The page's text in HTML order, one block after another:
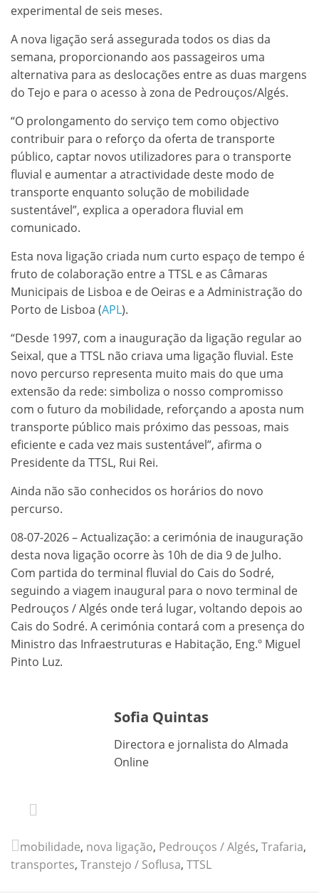
experimental de seis meses.
A nova ligação será assegurada todos os dias da
semana, proporcionando aos passageiros uma
alternativa para as deslocações entre as duas margens
do Tejo e para o acesso à zona de Pedrouços/Algés.
“O prolongamento do serviço tem como objectivo
contribuir para o reforço da oferta de transporte
público, captar novos utilizadores para o transporte
fluvial e aumentar a atractividade deste modo de
transporte enquanto solução de mobilidade
sustentável”, explica a operadora fluvial em
comunicado.
Esta nova ligação criada num curto espaço de tempo é
fruto de colaboração entre a TTSL e as Câmaras
Municipais de Lisboa e de Oeiras e a Administração do
Porto de Lisboa (APL).
“Desde 1997, com a inauguração da ligação regular ao
Seixal, que a TTSL não criava uma ligação fluvial. Este
novo percurso representa muito mais do que uma
extensão da rede: simboliza o nosso compromisso
com o futuro da mobilidade, reforçando a aposta num
transporte público mais próximo das pessoas, mais
eficiente e cada vez mais sustentável”, afirma o
Presidente da TTSL, Rui Rei.
Ainda não são conhecidos os horários do novo
percurso.
08-07-2026 – Actualização: a cerimónia de inauguração
desta nova ligação ocorre às 10h de dia 9 de Julho.
Com partida do terminal fluvial do Cais do Sodré,
seguindo a viagem inaugural para o novo terminal de
Pedrouços / Algés onde terá lugar, voltando depois ao
Cais do Sodré. A cerimónia contará com a presença do
Ministro das Infraestruturas e Habitação, Eng.º Miguel
Pinto Luz.
Sofia Quintas
Directora e jornalista do Almada
Online
mobilidade, nova ligação, Pedrouços / Algés, Trafaria,
transportes, Transtejo / Soflusa, TTSL